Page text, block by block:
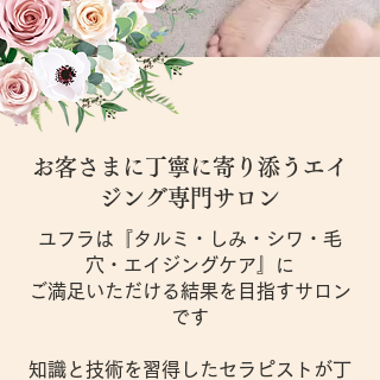
​お客さまに丁寧に寄り添うエイ
ジング専門サロン
ユフラは『タルミ・しみ・シワ・毛
穴・エイジングケア』に
ご満足いただける結果を目指すサロン
です
知識と技術を習得したセラピストが丁